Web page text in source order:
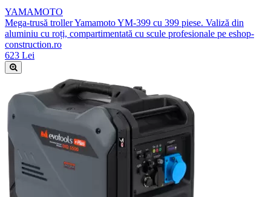
YAMAMOTO
Mega-trusă troller Yamamoto YM-399 cu 399 piese. Valiză din
aluminiu cu roți, compartimentată cu scule profesionale pe eshop-
construction.ro
623 Lei